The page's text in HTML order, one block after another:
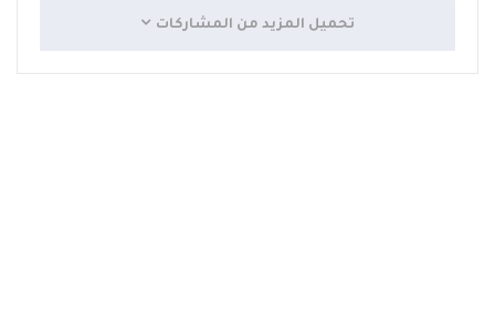
تحميل المزيد من المشاركات